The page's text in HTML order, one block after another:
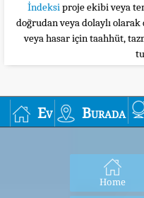
İndeksiproje ekibi veya
doğrudan veya dolaylı
veya hasar için taahhüt,
Ev Burada
Home